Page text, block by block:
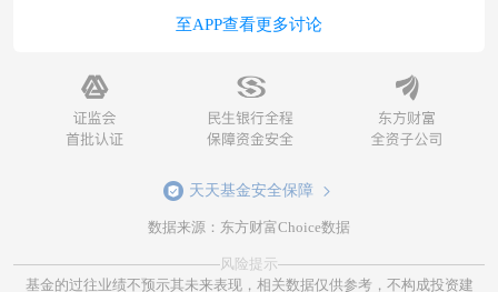
至APP查看更多讨论
天天基金安全保障
数据来源：东方财富Choice数据
风险提示
基金的过往业绩不预示其未来表现，相关数据仅供参考，不构成投资建